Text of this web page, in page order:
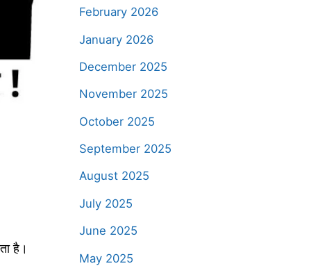
है।
February 2026
January 2026
December 2025
November 2025
October 2025
September 2025
August 2025
July 2025
June 2025
May 2025